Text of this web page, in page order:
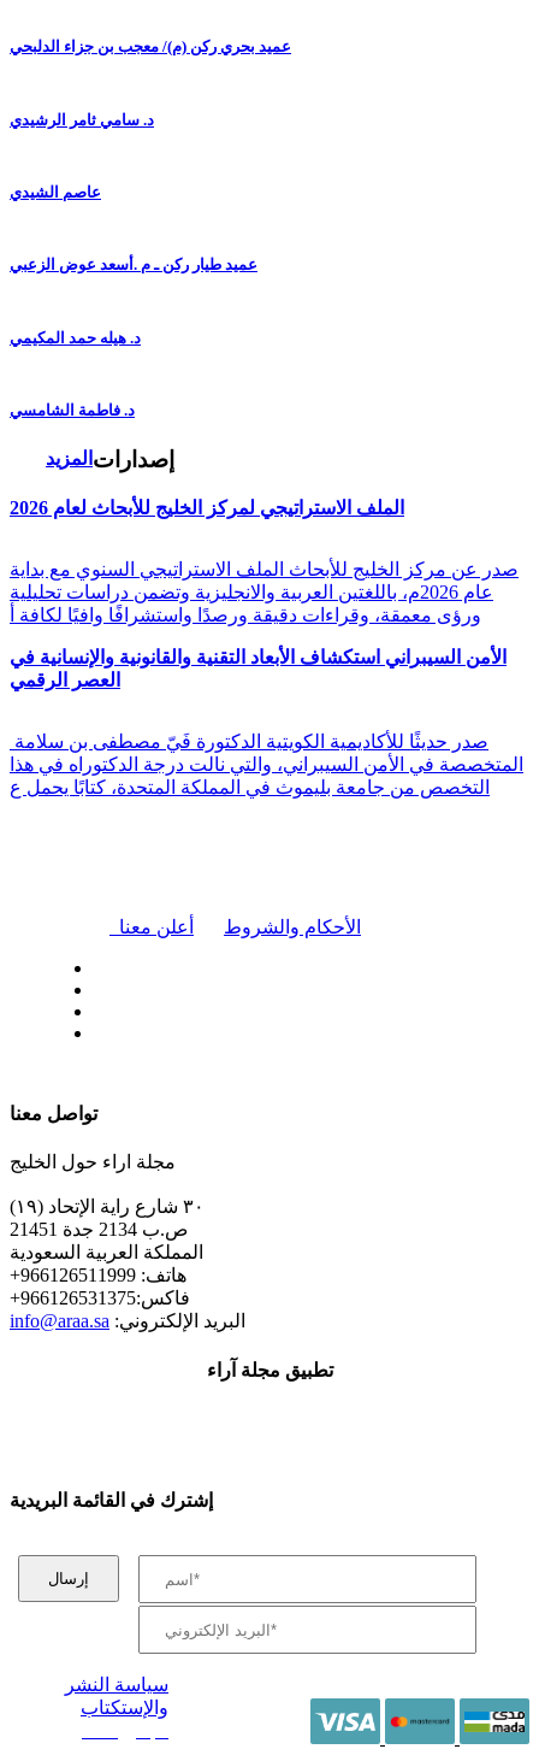
عميد بحري ركن (م)/ معجب بن جزاء الدلبحي
د. سامي ثامر الرشيدي
عاصم الشيدي
عميد طيار ركن ـ م .أسعد عوض الزعبي
د. هيله حمد المكيمي
د. فاطمة الشامسي
المزيد إصدارات
الملف الاستراتيجي لمركز الخليج للأبحاث لعام 2026
صدر عن مركز الخليج للأبحاث الملف الاستراتيجي السنوي مع بداية
عام 2026م، باللغتين العربية والانجليزية وتضمن دراسات تحليلية
ورؤى معمقة، وقراءات دقيقة ورصدًا واستشرافًا وافيًا لكافة أ
الأمن السيبراني استكشاف الأبعاد التقنية والقانونية والإنسانية في
العصر الرقمي
المتخصصة في الأمن السيبراني، والتي نالت درجة الدكتوراه في هذا
التخصص من جامعة بليموث في المملكة المتحدة، كتابًا يحمل ع
أعلن معنا الأحكام والشروط
تواصل معنا
مجلة اراء حول الخليج
٣٠ شارع راية الإتحاد (١٩)
ص.ب 2134 جدة 21451
المملكة العربية السعودية
+هاتف: 966126511999
+فاكس:966126531375
info@araa.sa :البريد الإلكتروني
تطبيق مجلة آراء
إشترك في القائمة البريدية
سياسة النشر
والإستكتاب